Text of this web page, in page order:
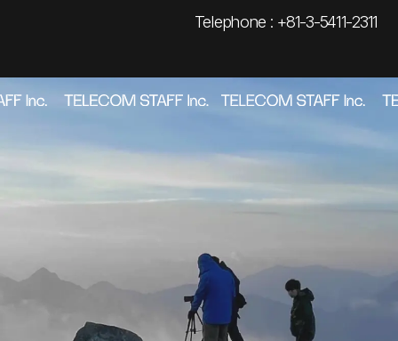
Telephone : +81-3-5411-2311